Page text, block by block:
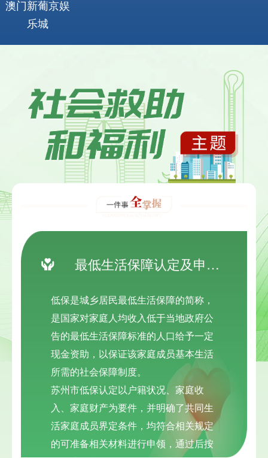
澳门新葡京娱
乐城
最低生活保障认定及申领服务"一件事"
低保是城乡居民最低生活保障的简称，
是国家对家庭人均收入低于当地政府公
告的最低生活保障标准的人口给予一定
现金资助，以保证该家庭成员基本生活
所需的社会保障制度。
苏州市低保认定以户籍状况、家庭收
入、家庭财产为要件，并明确了共同生
活家庭成员界定条件，均符合相关规定
的可准备相关材料进行申领，通过后按